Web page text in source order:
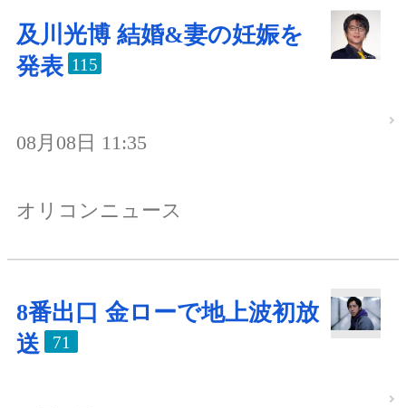
及川光博 結婚&妻の妊娠を
発表 115
08月08日 11:35
オリコンニュース
8番出口 金ローで地上波初放
送
71